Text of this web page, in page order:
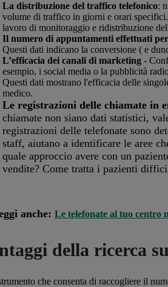
La distribuzione del traffico telefonico:
volume di traffico in giorni e orari
lavoro di monitoraggio e ridistribuzione
Il numero di appuntamenti effettuati
Questi dati indicano la conversione ( e
L’efficacia dei canali di marketing -
esempio, i social media o la pubblicità
Questi dati mostrano l'efficacia delle
medico.
Le registrazioni delle chiamate in
chiamate non siano dati statistici,
registrazioni delle telefonate sono
staff, aiutano a identificare le aree
quale approccio avere con un
vendite? Come tratta i pazienti
anche: Le telefonate al tuo centro
della ricerca
che consenta di raccogliere il